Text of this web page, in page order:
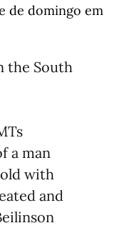
de domingo em
the South
a man
with
and